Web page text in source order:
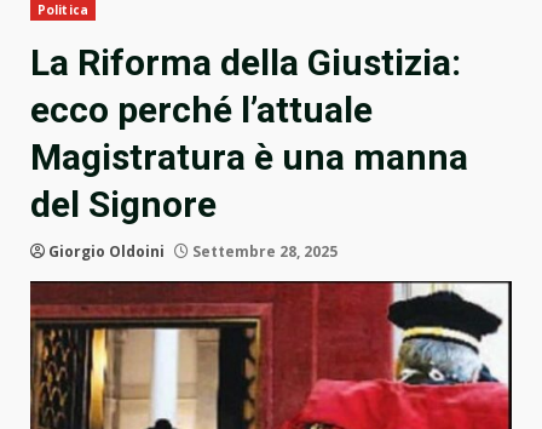
Politica
La Riforma della Giustizia:
ecco perché l’attuale
Magistratura è una manna
del Signore
Giorgio Oldoini Settembre 28, 2025